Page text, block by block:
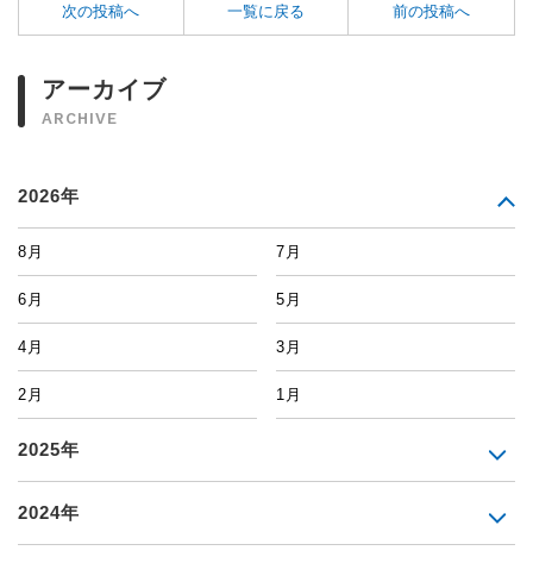
次の投稿へ 一覧に戻る 前の投稿へ
アーカイブ
ARCHIVE
2026年
8月 7月
6月 5月
4月 3月
2月 1月
2025年
2024年